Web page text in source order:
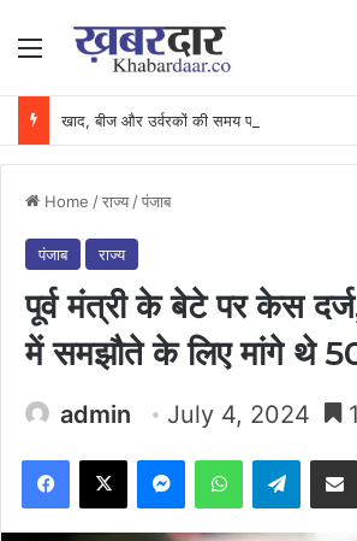
Menu
Home /राज्य /पंजाब
पंजाब राज्य
पूर्व मंत्री के बेटे पर केस
में समझौते के लिए मांगे थे
admin July 4, 2024
Facebook
X MessengerWhatsAppTelegram